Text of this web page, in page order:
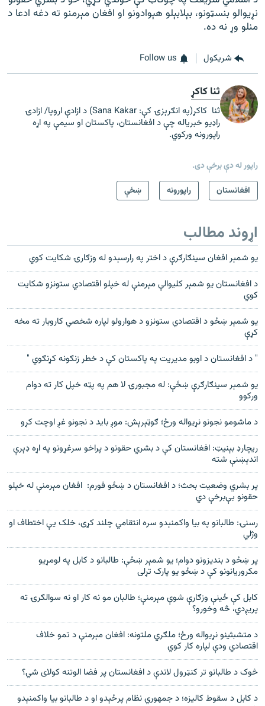
نړیوالو بنسټونو، بېلابېلو هېوادونو او افغان مېرمنو ته دغه ادعا د
منلو وړ نه ده.
شريکول Follow us
ثنا کاکړ
ثنا کاکړ(په انګرېزۍ کې: Sana Kakar) د ازادې اروپا/ ازادۍ
راډیو خبریاله چې د افغانستان، پاکستان او سیمې په اړه
راپورونه ورکوي.
راپور له دې برخې دی.
افغانستان
راپورونه ښځې
اړوند مطالب
یو شمېر افغان سینګارګرې د اختر په رارسېدو له وزګارۍ شکایت کوي
د افغانستان یو شمېر کلیوالې مېرمنې له خپلو اقتصادي ستونزو شکایت
کوي
یو شمېر ښځو د اقتصادي ستونزو د هوارولو لپاره شخصي کاروبار ته مخه
کړې
" د افغانستان د اوبو مدیریت په پاکستان کې د خطر زنګونه کړنګوي "
یو شمېر سینګارګرې ښځې: له مجبورۍ لا هم په پټه خپل کار ته دوام
ورکوو
د ماشومو نجونو نړیواله ورځ؛ ګوټېرېش: موږ باید د نجونو غږ اوچت کړو
ریچارډ بېنیټ: افغانستان کې د بشري حقونو د پراخو سرغړونو په اړه ډېرې
اندېښنې شته
پر بشري وضعیت بحث؛ د افغانستان د ښځو فورم: افغان مېرمنې له خپلو
حقونو بې‌برخې دي
رسنۍ: طالبانو په بیا واکمنېدو سره انتقامي چلند کړی، خلک یې اختطاف او
وژلي
پر ښځو د بندیزونو دوام؛ یو شمېر ښځې: طالبانو د کابل په لومړیو
مکروریانونو کې د ښځو یو پارک تړلی
کابل کې ځينې وزګارې شوې مېرمنې؛ طالبان مو نه کار او نه سوالګرۍ ته
پریږدي، څه وخورو؟
د متشبثینو نړیواله ورځ؛ ملګري ملتونه: افغان مېرمنې د تمو خلاف
اقتصادي ودې لپاره کار کوي
څوک د طالبانو تر کنټرول لاندې د افغانستان پر فضا الوتنه کولای شي؟
د کابل د سقوط کالیزه؛ د جمهوري نظام پرځېدو او د طالبانو بیا واکمنېدو